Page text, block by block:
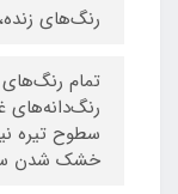
رنگ‌های
تمام
سطوح تیره
خشک شدن